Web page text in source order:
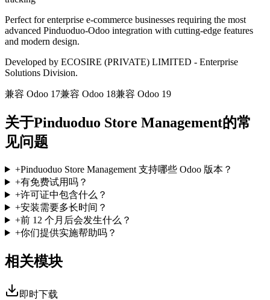
Perfect for enterprise e-commerce businesses requiring the most
advanced Pinduoduo-Odoo integration with cutting-edge features
and modern design.
Developed by ECOSIRE (PRIVATE) LIMITED - Enterprise
Solutions Division.
兼容 Odoo 17兼容 Odoo 18兼容 Odoo 19
关于Pinduoduo Store Management的常
见问题
+Pinduoduo Store Management 支持哪些 Odoo 版本？
+有免费试用吗？
+许可证中包含什么？
+安装需要多长时间？
+前 12 个月后会发生什么？
+你们提供实施帮助吗？
相关模块
即时下载